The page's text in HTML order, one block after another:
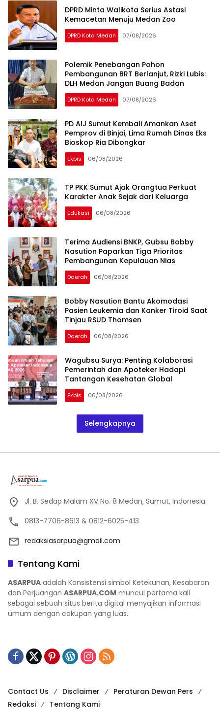
DPRD Minta Walikota Serius Astasi
Kemacetan Menuju Medan Zoo
DPRD Kota Medan 07/08/2026
Polemik Penebangan Pohon
Pembangunan BRT Berlanjut, Rizki Lubis:
DLH Medan Jangan Buang Badan
DPRD Kota Medan 07/08/2026
PD AIJ Sumut Kembali Amankan Aset
Pemprov di Binjai, Lima Rumah Dinas Eks
Bioskop Ria Dibongkar
Ekbis 06/08/2026
TP PKK Sumut Ajak Orangtua Perkuat
Karakter Anak Sejak dari Keluarga
Edukasi 06/08/2026
Terima Audiensi BNKP, Gubsu Bobby
Nasution Paparkan Tiga Prioritas
Pembangunan Kepulauan Nias
Daerah 06/08/2026
Bobby Nasution Bantu Akomodasi
Pasien Leukemia dan Kanker Tiroid Saat
Tinjau RSUD Thomsen
Daerah 06/08/2026
Wagubsu Surya: Penting Kolaborasi
Pemerintah dan Apoteker Hadapi
Tantangan Kesehatan Global
Ekbis 06/08/2026
Selengkapnya
Jl. B. Sedap Malam XV No. 8 Medan, Sumut, Indonesia
0813-7706-8613 & 0812-6025-413
redaksiasarpua@gmail.com
Tentang Kami
ASARPUA adalah Konsistensi simbol Ketekunan, Kesabaran
dan Perjuangan ASARPUA.COM muncul pertama kali
sebagai sebuah situs berita digital menyajikan informasi
umum dengan cakupan yang luas.
Contact Us Disclaimer
Peraturan Dewan Pers
Redaksi
Tentang Kami